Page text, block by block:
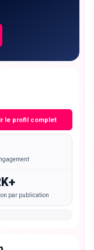
le profil complet
par publication